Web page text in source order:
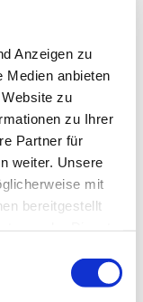
Anzeigen zu
Medien anbieten
zu
zu Ihrer
Partner für
weiter. Unsere
mit
bereitgestellt